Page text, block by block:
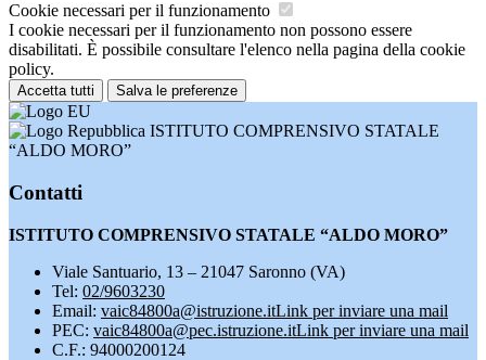
Cookie necessari per il funzionamento
I cookie necessari per il funzionamento non possono essere
disabilitati. È possibile consultare l'elenco nella pagina della cookie
policy.
Accetta tutti Salva le preferenze
ISTITUTO COMPRENSIVO STATALE
“ALDO MORO”
Contatti
ISTITUTO COMPRENSIVO STATALE “ALDO MORO”
Viale Santuario, 13 – 21047 Saronno (VA)
Tel: 02/9603230
Email: vaic84800a@istruzione.itLink per inviare una mail
PEC: vaic84800a@pec.istruzione.itLink per inviare una mail
C.F.: 94000200124